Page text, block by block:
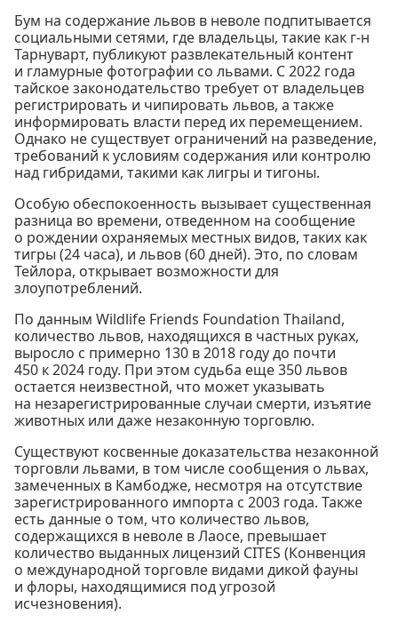
Бум на содержание львов в неволе подпитывается
социальными сетями, где владельцы, такие как г-н
Тарнуварт, публикуют развлекательный контент
и гламурные фотографии со львами. С 2022 года
тайское законодательство требует от владельцев
регистрировать и чипировать львов, а также
информировать власти перед их перемещением.
Однако не существует ограничений на разведение,
требований к условиям содержания или контролю
над гибридами, такими как лигры и тигоны.
Особую обеспокоенность вызывает существенная
разница во времени, отведенном на сообщение
о рождении охраняемых местных видов, таких как
тигры (24 часа), и львов (60 дней). Это, по словам
Тейлора, открывает возможности для
злоупотреблений.
По данным Wildlife Friends Foundation Thailand,
количество львов, находящихся в частных руках,
выросло с примерно 130 в 2018 году до почти
450 к 2024 году. При этом судьба еще 350 львов
остается неизвестной, что может указывать
на незарегистрированные случаи смерти, изъятие
животных или даже незаконную торговлю.
Существуют косвенные доказательства незаконной
торговли львами, в том числе сообщения о львах,
замеченных в Камбодже, несмотря на отсутствие
зарегистрированного импорта с 2003 года. Также
есть данные о том, что количество львов,
содержащихся в неволе в Лаосе, превышает
количество выданных лицензий CITES (Конвенция
о международной торговле видами дикой фауны
и флоры, находящимися под угрозой
исчезновения).